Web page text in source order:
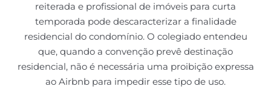
reiterada e profissional de imóveis para curta
temporada pode descaracterizar a finalidade
residencial do condomínio. O colegiado entendeu
que, quando a convenção prevê destinação
residencial, não é necessária uma proibição expressa
ao Airbnb para impedir esse tipo de uso.